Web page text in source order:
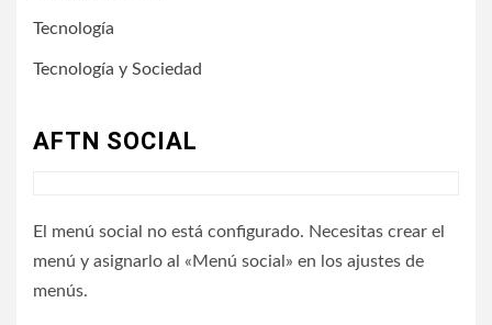
Tecnología
Tecnología y Sociedad
AFTN SOCIAL
El menú social no está configurado. Necesitas crear el
menú y asignarlo al «Menú social» en los ajustes de
menús.